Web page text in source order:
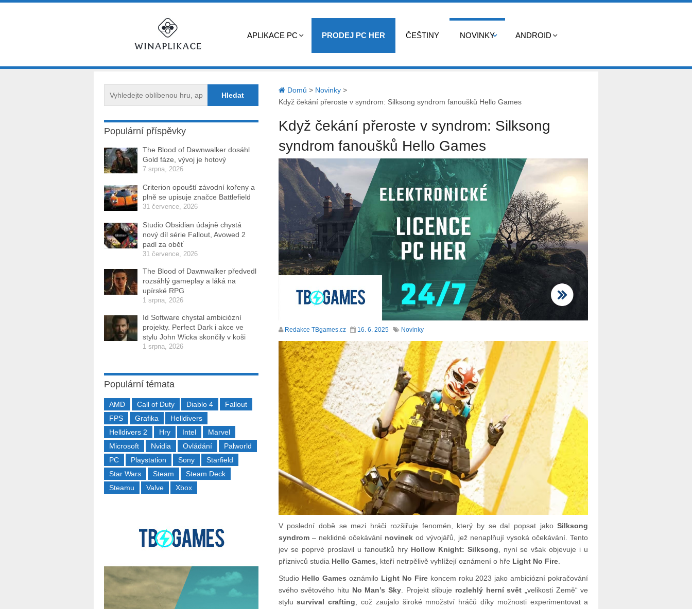
APLIKACE PC PRODEJ PC HER ČEŠTINY NOVINKY ANDROID
Domů > Novinky>
Když čekání přeroste v syndrom: Silksong syndrom fanoušků Hello Games
Když čekání přeroste v syndrom: Silksong
syndrom fanoušků Hello Games
Redakce TBgames.cz 16. 6. 2025 Novinky
V poslední době se mezi hráči rozšiřuje fenomén, který by se dal popsat jakoSilksong
syndrom– neklidné očekávání novinekod vývojářů, jež nenaplňují vysoká očekávání. Tento
jev se poprvé proslavil u fanoušků hry Hollow Knight: Silksong, nyní se však objevuje i u
příznivců studia Hello Games, kteří netrpělivě vyhlížejí oznámení o hře Light No Fire.
Studio Hello Games oznámilo Light No Firekoncem roku 2023 jako ambiciózní pokračování
svého světového hitu No Man’s Sky. Projekt slibuje rozlehlý herní svět „velikosti Země“ ve
stylusurvival crafting, což zaujalo široké množství hráčů díky možnosti experimentovat a
Populární příspěvky
The Blood of Dawnwalker dosáhl
Gold fáze, vývoj je hotový
7 srpna, 2026
Criterion opouští závodní kořeny a
plně se upisuje značce Battlefield
31 července, 2026
Studio Obsidian údajně chystá
nový díl série Fallout, Avowed 2
padl za oběť
31 července, 2026
The Blood of Dawnwalker předvedl
rozsáhlý gameplay a láká na
upírské RPG
1 srpna, 2026
Id Software chystal ambiciózní
projekty. Perfect Dark i akce ve
stylu John Wicka skončily v koši
1 srpna, 2026
Populární témata
AMD Call of Duty Diablo 4
Fallout
FPS
Grafika
Helldivers
Helldivers 2
Hry Intel
Marvel
Microsoft
Nvidia Ovládání
Palworld
PC
Playstation Sony
Starfield
Star Wars
Steam
Steam Deck
Steamu
Valve Xbox